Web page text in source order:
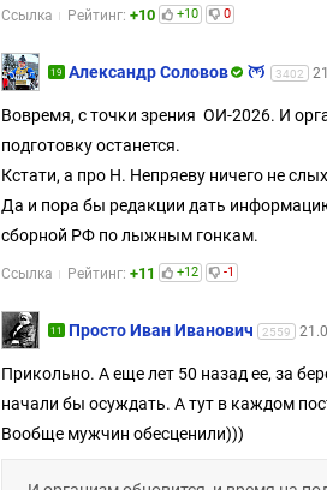
Ссылка Рейтинг: +10 +10 0
19 Александр Соловов 3402
Вовремя, с точки зрения ОИ-2026. И
подготовку останется.
Кстати, а про Н. Непряеву ничего не
Да и пора бы редакции дать
сборной РФ по лыжным гонкам.
Ссылка Рейтинг: +11 +12 -1
11 Просто Иван Иванович 2559
Прикольно. А еще лет 50 назад ее, за
начали бы осуждать. А тут в каждом
Вообще мужчин обесценили)))